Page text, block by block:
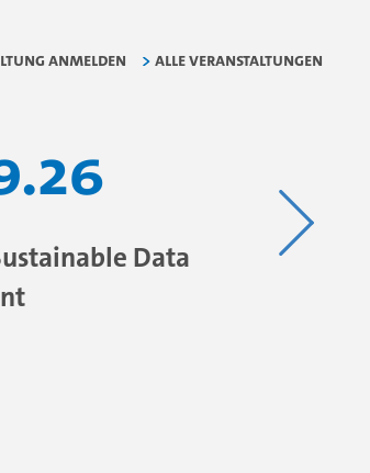
anmelden alle Veranstaltungen
Data
18:00